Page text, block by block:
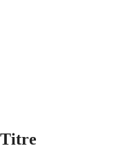
Titre